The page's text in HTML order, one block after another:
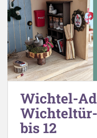
Wichtel-
bis 12